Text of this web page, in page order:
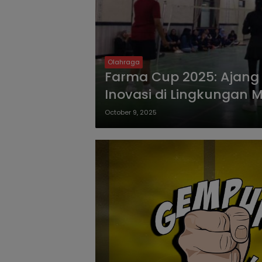
Olahraga
Farma Cup 2025:
Inovasi di Lingkungan
October 9, 2025